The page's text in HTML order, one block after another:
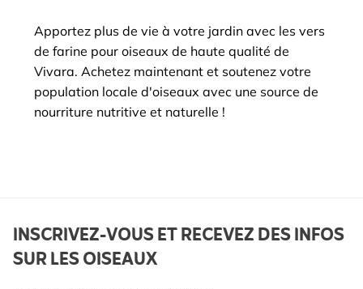
Apportez plus de vie à votre jardin avec les vers
de farine pour oiseaux de haute qualité de
Vivara. Achetez maintenant et soutenez votre
population locale d'oiseaux avec une source de
nourriture nutritive et naturelle !
INSCRIVEZ-VOUS ET RECEVEZ DES INFOS
SUR LES OISEAUX